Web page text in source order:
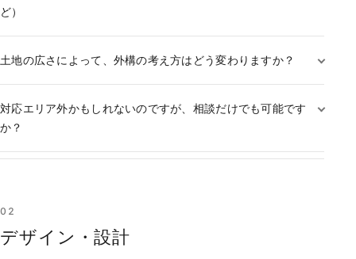
ど）
土地の広さによって、外構の考え方はどう変わりますか？
対応エリア外かもしれないのですが、相談だけでも可能です
か？
02
デザイン・設計